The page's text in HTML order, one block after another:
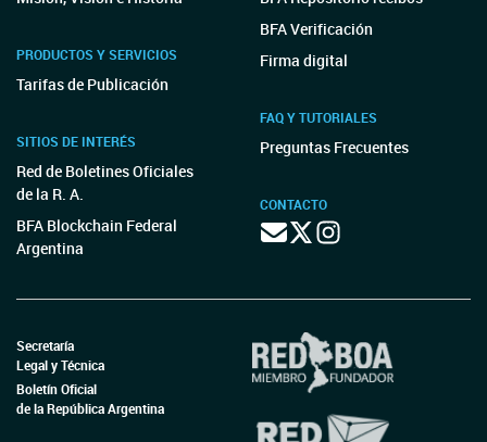
PRODUCTOS Y SERVICIOS
Tarifas de Publicación
SITIOS DE INTERÉS
Red de Boletines Oficiales
de la R. A.
BFA Blockchain Federal
Argentina
BFA Verificación
Firma digital
FAQ Y TUTORIALES
Preguntas Frecuentes
CONTACTO
Secretaría
Legal y Técnica
Boletín Oficial
de la República Argentina